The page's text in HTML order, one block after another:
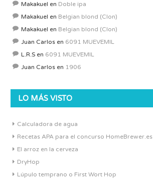
Makakuel en Doble ipa
Makakuel en Belgian blond (Clon)
Makakuel en Belgian blond (Clon)
Juan Carlos en 6091 MUEVEMIL
L.R.S en 6091 MUEVEMIL
Juan Carlos en 1906
LO MÁS VISTO
Calculadora de agua
Recetas APA para el concurso HomeBrewer.es
El arroz en la cerveza
DryHop
Lúpulo temprano o First Wort Hop